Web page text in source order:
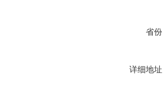
省份
详细地址